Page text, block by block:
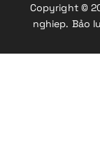
Copyright ©
nghiep. Bảo